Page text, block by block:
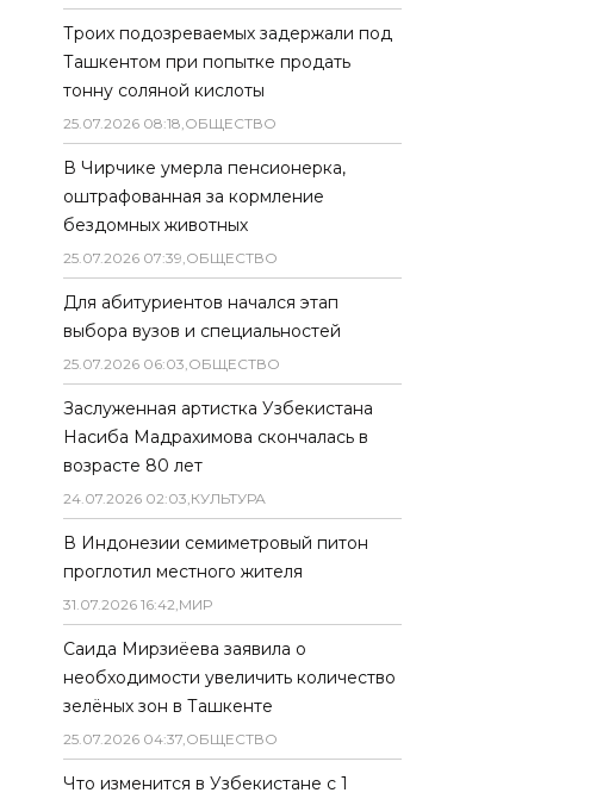
Троих подозреваемых задержали под
Ташкентом при попытке продать
тонну соляной кислоты
25.07.2026 08:18,ОБЩЕСТВО
В Чирчике умерла пенсионерка,
оштрафованная за кормление
бездомных животных
25.07.2026 07:39,ОБЩЕСТВО
Для абитуриентов начался этап
выбора вузов и специальностей
25.07.2026 06:03,ОБЩЕСТВО
Заслуженная артистка Узбекистана
Насиба Мадрахимова скончалась в
возрасте 80 лет
24.07.2026 02:03,КУЛЬТУРА
В Индонезии семиметровый питон
проглотил местного жителя
31.07.2026 16:42,МИР
Саида Мирзиёева заявила о
необходимости увеличить количество
зелёных зон в Ташкенте
25.07.2026 04:37,ОБЩЕСТВО
Что изменится в Узбекистане с 1